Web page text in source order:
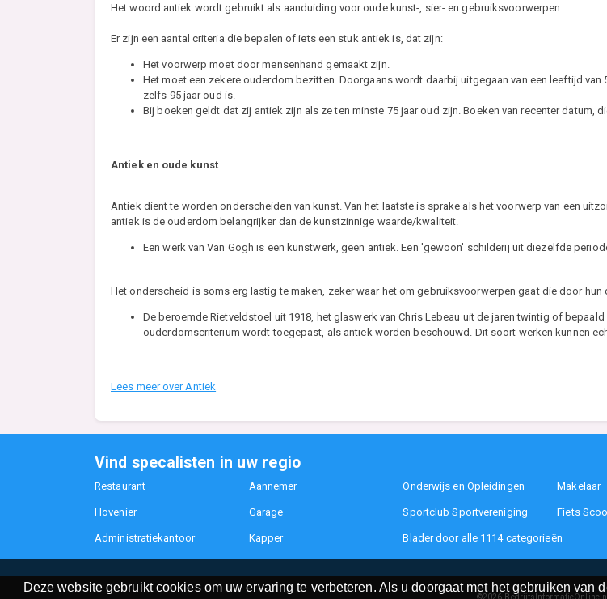
Deze website gebruikt cookies om uw ervaring te verbeteren. Als u doorgaat met het gebruiken van
Het woord antiek wordt gebruikt als aanduiding voor oude kunst-, sier- en gebruiksvoorwerpen.
Er zijn een aantal criteria die bepalen of iets een stuk antiek is, dat zijn:
Het voorwerp moet door mensenhand gemaakt zijn.
Het moet een zekere ouderdom bezitten. Doorgaans wordt daarbij uitgegaan van een leeftijd
zelfs 95 jaar oud is.
Bij boeken geldt dat zij antiek zijn als ze ten minste 75 jaar oud zijn. Boeken van recenter datum,
Antiek en oude kunst
Antiek dient te worden onderscheiden van kunst. Van het laatste is sprake als het voorwerp van een
antiek is de ouderdom belangrijker dan de kunstzinnige waarde/kwaliteit.
Een werk van Van Gogh is een kunstwerk, geen antiek. Een 'gewoon' schilderij uit diezelfde
Het onderscheid is soms erg lastig te maken, zeker waar het om gebruiksvoorwerpen gaat die door hun
De beroemde Rietveldstoel uit 1918, het glaswerk van Chris Lebeau uit de jaren twintig of
ouderdomscriterium wordt toegepast, als antiek worden beschouwd. Dit soort werken kunnen
Lees meer over Antiek
Vind specalisten in uw regio
Restaurant Aannemer Onderwijs en Opleidingen Makelaar
Hovenier Garage Sportclub Sportvereniging Fiets
Administratiekantoor Kapper Blader door alle 1114 categorieën